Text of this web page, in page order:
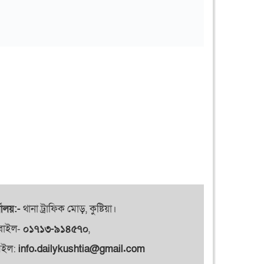
থানা ট্রাফিক মোড়, কুষ্টিয়া।
০১৭১৩-৯১৪৫৭০,
info.dailykushtia@gmail.com